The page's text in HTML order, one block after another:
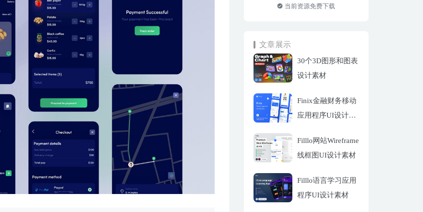
当前资源免费下载
文章展示
30个3D图形和图表
设计素材
Finix金融财务移动
应用程序UI设计套
Filllo网站Wireframe
线框图UI设计素材
Filllo语言学习应用
程序UI设计素材